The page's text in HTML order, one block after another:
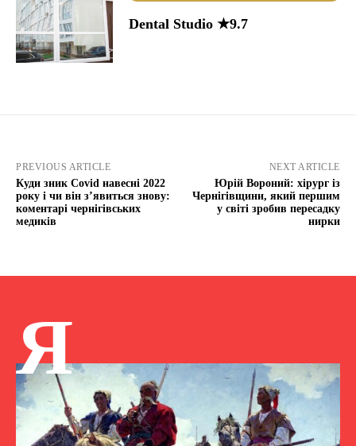
Dental Studio ★9.7
PREVIOUS ARTICLE
Куди зник Covid навесні 2022
року і чи він з’явиться знову:
коментарі чернігівських
медиків
NEXT ARTICLE
Юрій Вороний: хірург із
Чернігівщини, який першим
у світі зробив пересадку
нирки
Я